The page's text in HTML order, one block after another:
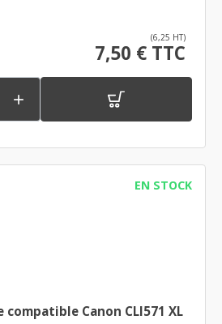
(6,25 HT)
7,50 € TTC

EN STOCK
Canon CLI571 XL